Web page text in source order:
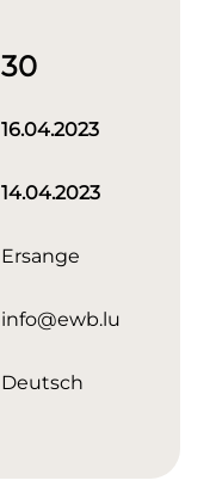
30
16.04.2023
14.04.2023
Ersange
info@ewb.lu
Deutsch